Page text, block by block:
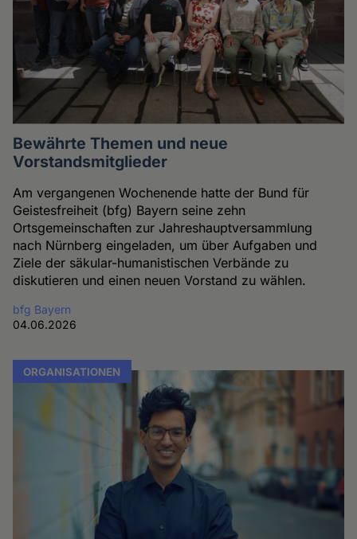
Bewährte Themen und neue
Vorstandsmitglieder
Am vergangenen Wochenende hatte der Bund für
Geistesfreiheit (bfg) Bayern seine zehn
Ortsgemeinschaften zur Jahreshauptversammlung
nach Nürnberg eingeladen, um über Aufgaben und
Ziele der säkular-humanistischen Verbände zu
diskutieren und einen neuen Vorstand zu wählen.
bfg Bayern
04.06.2026
ORGANISATIONEN